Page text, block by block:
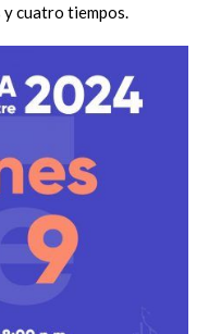
cuatro tiempos.